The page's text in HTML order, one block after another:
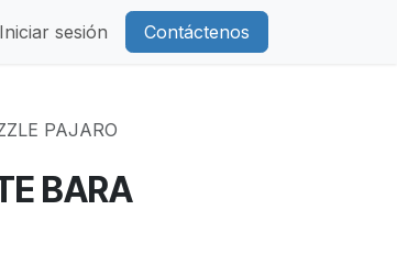
Iniciar sesión Contáctenos
PAJARO
BARA